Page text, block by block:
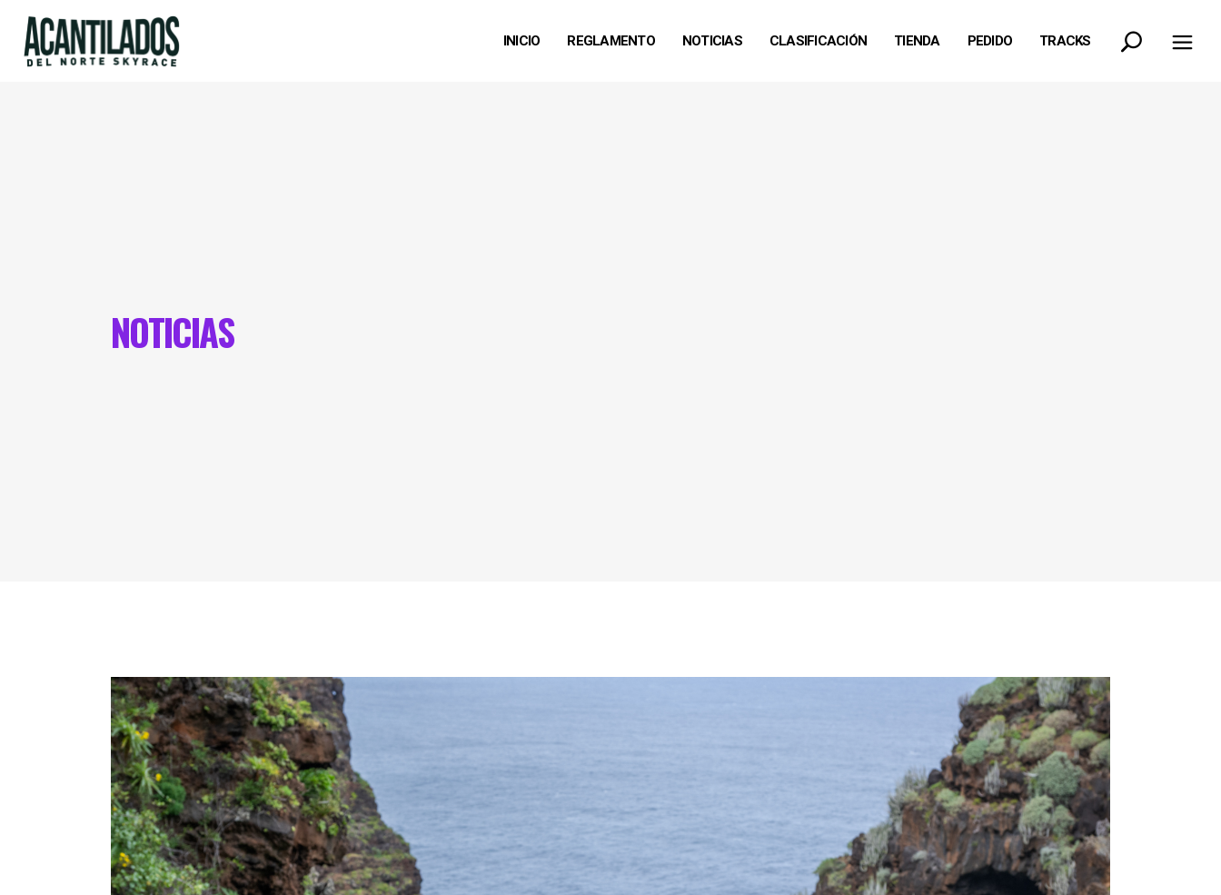
INICIO REGLAMENTO NOTICIAS CLASIFICACIÓN TIENDA PEDIDO TRACKS
NOTICIAS